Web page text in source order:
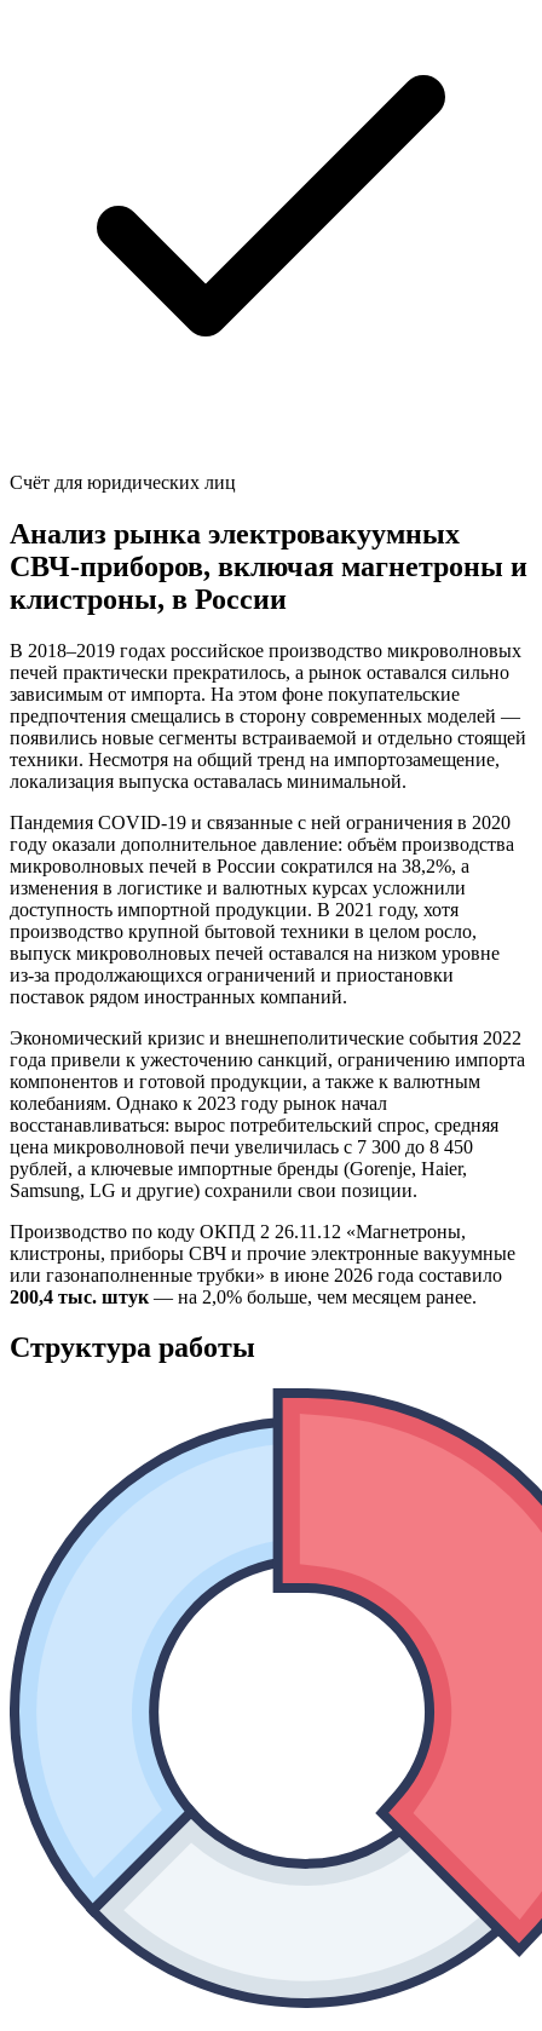
Счёт для юридических лиц
Анализ рынка электровакуумных
СВЧ-приборов, включая магнетроны и
клистроны, в России
В 2018–2019 годах российское производство микроволновых
печей практически прекратилось, а рынок оставался сильно
зависимым от импорта. На этом фоне покупательские
предпочтения смещались в сторону современных моделей —
появились новые сегменты встраиваемой и отдельно стоящей
техники. Несмотря на общий тренд на импортозамещение,
локализация выпуска оставалась минимальной.
Пандемия COVID-19 и связанные с ней ограничения в 2020
году оказали дополнительное давление: объём производства
микроволновых печей в России сократился на 38,2%, а
изменения в логистике и валютных курсах усложнили
доступность импортной продукции. В 2021 году, хотя
производство крупной бытовой техники в целом росло,
выпуск микроволновых печей оставался на низком уровне
из‑за продолжающихся ограничений и приостановки
поставок рядом иностранных компаний.
Экономический кризис и внешнеполитические события 2022
года привели к ужесточению санкций, ограничению импорта
компонентов и готовой продукции, а также к валютным
колебаниям. Однако к 2023 году рынок начал
восстанавливаться: вырос потребительский спрос, средняя
цена микроволновой печи увеличилась с 7 300 до 8 450
рублей, а ключевые импортные бренды (Gorenje, Haier,
Samsung, LG и другие) сохранили свои позиции.
Производство по коду ОКПД 2 26.11.12 «Магнетроны,
клистроны, приборы СВЧ и прочие электронные вакуумные
или газонаполненные трубки» в июне 2026 года составило
200,4 тыс. штук — на 2,0% больше, чем месяцем ранее.
Структура работы